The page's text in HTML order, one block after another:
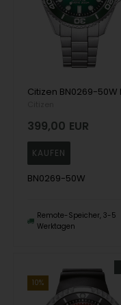
399,00 EUR
BN0269-50W
Remote-Speicher, 3-5
Werktagen
10%